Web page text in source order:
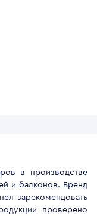
в производстве
и балконов. Бренд
зарекомендовать
проверено